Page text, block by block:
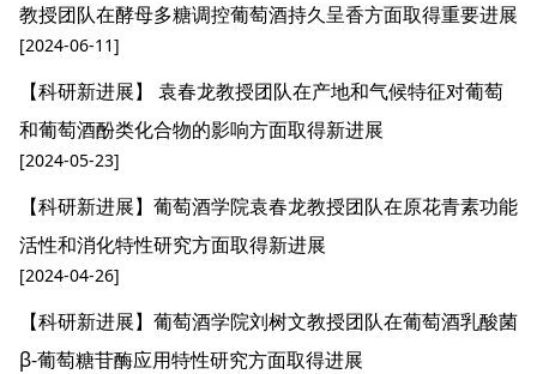
教授团队在酵母多糖调控葡萄酒持久呈香方面取得重要进展
[2024-06-11]
【科研新进展】 袁春龙教授团队在产地和气候特征对葡萄
和葡萄酒酚类化合物的影响方面取得新进展
[2024-05-23]
【科研新进展】葡萄酒学院袁春龙教授团队在原花青素功能
活性和消化特性研究方面取得新进展
[2024-04-26]
【科研新进展】葡萄酒学院刘树文教授团队在葡萄酒乳酸菌
β-葡萄糖苷酶应用特性研究方面取得进展